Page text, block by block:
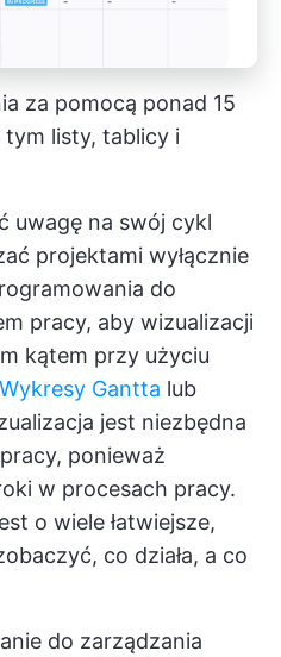
za pomocą ponad 15
listy, tablicy i
uwagę na swój cykl
projektami wyłącznie
do
pracy, aby wizualizacji
kątem przy użyciu
Wykresy Gantta lub
jest niezbędna
ponieważ
w procesach pracy.
o wiele łatwiejsze,
co działa, a co
do zarządzania